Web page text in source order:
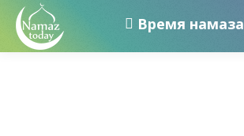
Время намаза